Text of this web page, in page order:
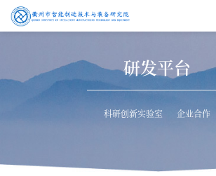
研发平台
科研创新实验室 企业合作